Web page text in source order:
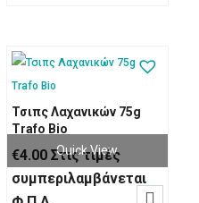
Τσιπς Λαχανικών 75g
Trafo Bio
€4.00 Στις τιμές
συμπεριλαμβάνεται
Quick View
